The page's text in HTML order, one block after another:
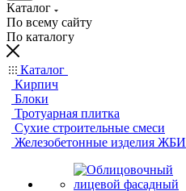
Каталог
По всему сайту
По каталогу
Каталог
Кирпич
Блоки
Тротуарная плитка
Сухие строительные смеси
Железобетонные изделия ЖБИ